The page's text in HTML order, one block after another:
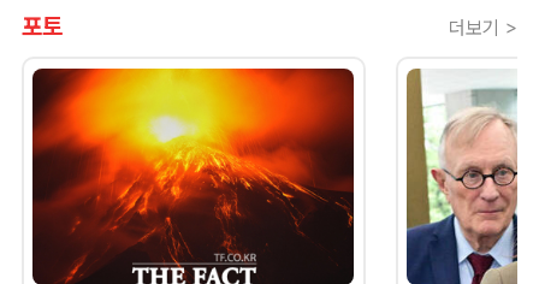
포토 더보기 >